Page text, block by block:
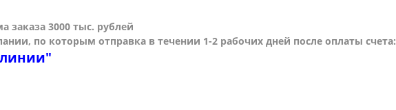
заказа 3000 тыс. рублей
по которым отправка в течении 1-2 рабочих дней после оплаты счета: